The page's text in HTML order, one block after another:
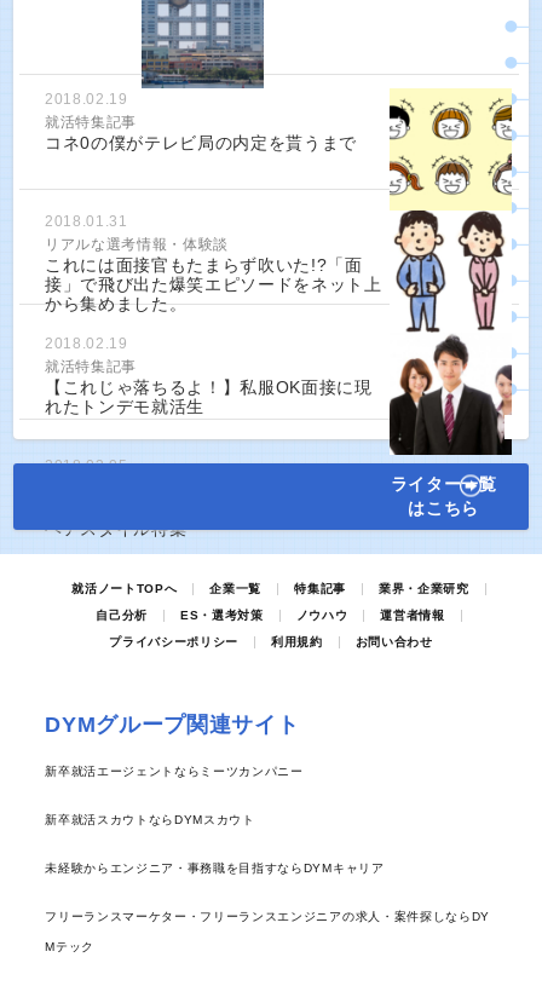
2018.02.19
就活特集記事
コネ0の僕がテレビ局の内定を貰うまで
2018.01.31
リアルな選考情報・体験談
これには面接官もたまらず吹いた!?「面
接」で飛び出た爆笑エピソードをネット上
から集めました。
2018.02.19
就活特集記事
【これじゃ落ちるよ！】私服OK面接に現
れたトンデモ就活生
2018.03.05
ヘアスタイル特集
ライター一覧
はこちら
就活ノートTOPへ 企業一覧 特集記事
業界・企業研究
自己分析
ES・選考対策 ノウハウ
運営者情報
プライバシーポリシー
利用規約 お問い合わせ
DYMグループ関連サイト
新卒就活エージェントならミーツカンパニー
新卒就活スカウトならDYMスカウト
未経験からエンジニア・事務職を目指すならDYMキャリア
フリーランスマーケター・フリーランスエンジニアの求人・案件探しならDY
Mテック